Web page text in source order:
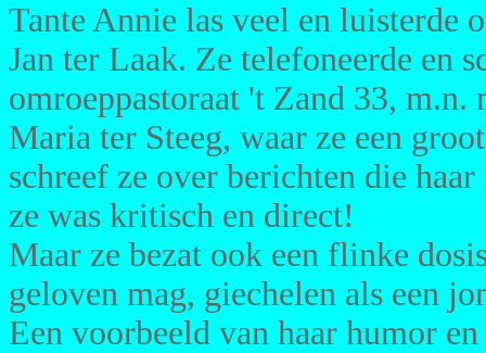
Tante Annie las veel en luisterde
Jan ter Laak. Ze telefoneerde en
omroeppastoraat 't Zand 33,
Maria ter Steeg, waar ze een
schreef ze over berichten die
ze was kritisch en direct!
Maar ze bezat ook een flinke
geloven mag, giechelen als een
Een voorbeeld van haar humor